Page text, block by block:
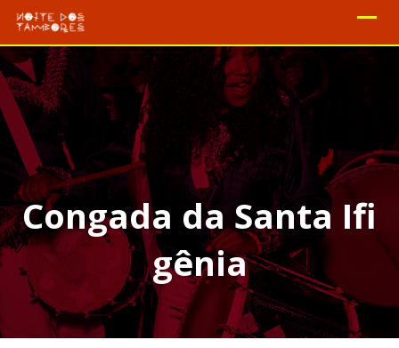
Congada da Santa Ifi
gênia